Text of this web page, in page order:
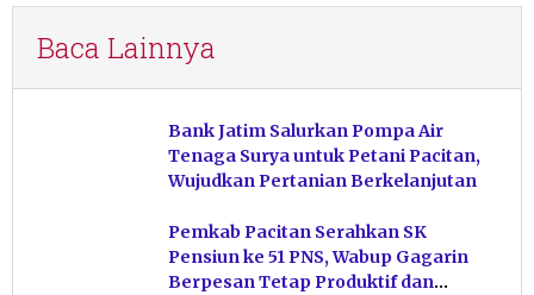
Baca Lainnya
Bank Jatim Salurkan Pompa Air
Tenaga Surya untuk Petani Pacitan,
Wujudkan Pertanian Berkelanjutan
Pemkab Pacitan Serahkan SK
Pensiun ke 51 PNS, Wabup Gagarin
Berpesan Tetap Produktif dan